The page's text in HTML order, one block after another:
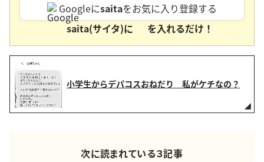
Googleにsaitaをお気に入り登録する
saita(サイタ)に
を入れるだけ！
小学生からデパコスおねだり 私がケチなの？
次に読まれている３記事